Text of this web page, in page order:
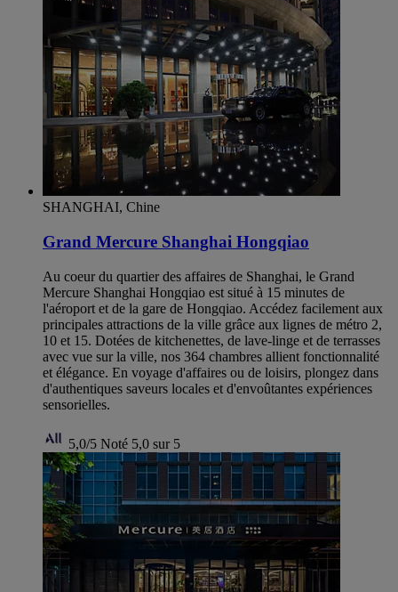
SHANGHAI, Chine
Grand Mercure Shanghai Hongqiao
Au coeur du quartier des affaires de Shanghai, le Grand
Mercure Shanghai Hongqiao est situé à 15 minutes de
l'aéroport et de la gare de Hongqiao. Accédez facilement aux
principales attractions de la ville grâce aux lignes de métro 2,
10 et 15. Dotées de kitchenettes, de lave-linge et de terrasses
avec vue sur la ville, nos 364 chambres allient fonctionnalité
et élégance. En voyage d'affaires ou de loisirs, plongez dans
d'authentiques saveurs locales et d'envoûtantes expériences
sensorielles.
5,0/5 Noté 5,0 sur 5